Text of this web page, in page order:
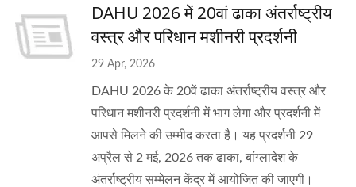
DAHU 2026 में 20वां ढाका अंतर्राष्ट्रीय
वस्त्र और परिधान मशीनरी प्रदर्शनी
29 Apr, 2026
DAHU 2026 के 20वें ढाका अंतर्राष्ट्रीय वस्त्र और
परिधान मशीनरी प्रदर्शनी में भाग लेगा और प्रदर्शनी में
आपसे मिलने की उम्मीद करता है। यह प्रदर्शनी 29
अप्रैल से 2 मई, 2026 तक ढाका, बांग्लादेश के
अंतर्राष्ट्रीय सम्मेलन केंद्र में आयोजित की जाएगी।